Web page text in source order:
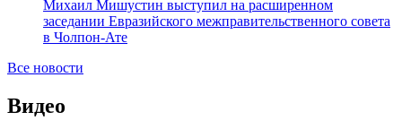
Михаил Мишустин выступил на расширенном
заседании Евразийского межправительственного совета
в Чолпон-Ате
Все новости
Видео